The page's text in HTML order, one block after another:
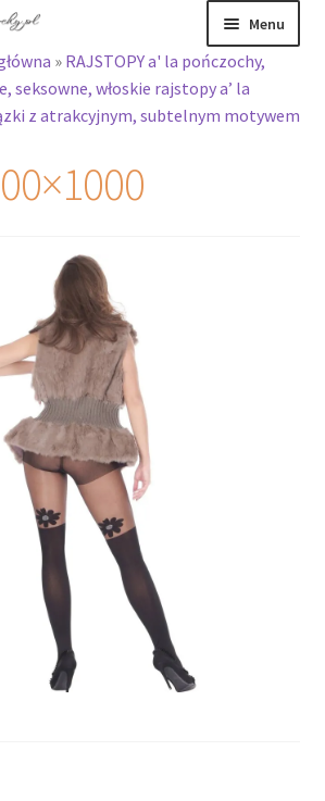
Menu
» RAJSTOPY a' la pończochy,
seksowne, włoskie rajstopy a’ la
z atrakcyjnym, subtelnym motywem